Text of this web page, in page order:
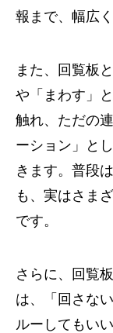
報まで、幅広
また、回覧板
や「まわす」
触れ、ただの
ーション」と
きます。普段
も、実はさま
です。
さらに、回覧
は、「回さな
ルーしてもい